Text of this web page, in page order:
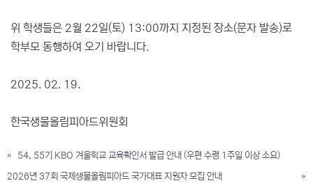
위 학생들은 2월 22일(토) 13:00까지 지정된 장소(문자 발송)로
학부모 동행하여 오기 바랍니다.
2025. 02. 19.
한국생물올림피아드위원회
«
54, 55기 KBO 겨울학교 교육확인서 발급 안내 (우편 수령 1주일 이상 소요)
2026년 37회 국제생물올림피아드 국가대표 지원자 모집 안내
»